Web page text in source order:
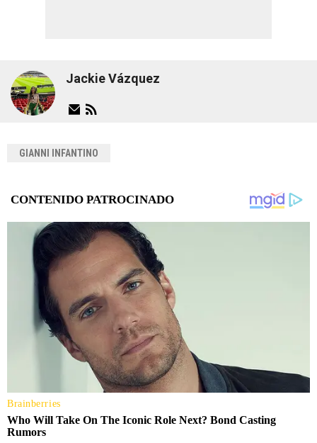
Jackie Vázquez
GIANNI INFANTINO